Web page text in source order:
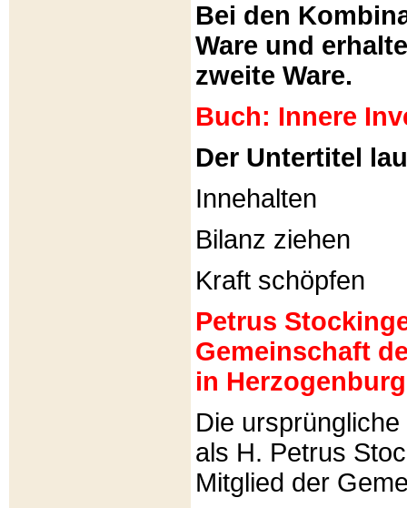
Bei den
Ware und
zweite Ware.
Buch: Innere
Der Untertitel
Innehalten
Bilanz ziehen
Kraft schöpfen
Petrus
Gemeinschaft
in
Die
als H. Petrus
Mitglied der